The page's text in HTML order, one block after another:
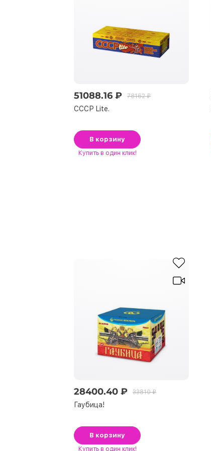
51088.16 ₽ 78162 ₽
СССР Lite.
В корзину
Купить в один клик!
28400.40 ₽ 33810 ₽
Гаубица!
В корзину
Купить в один клик!